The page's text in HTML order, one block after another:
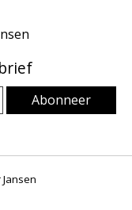
Abonneer